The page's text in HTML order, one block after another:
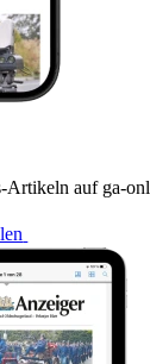
Artikeln auf ga-